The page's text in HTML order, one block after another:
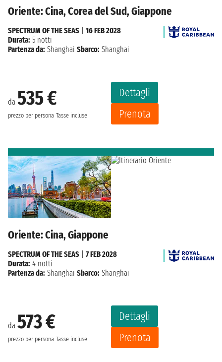
Oriente: Cina, Corea del Sud, Giappone
da 535 €
prezzo per persona Tasse incluse
Dettagli
Prenota
SPECTRUM OF THE SEAS
16 FEB 2028
Durata: 5 notti
Partenza da: Shanghai Sbarco: Shanghai
Oriente: Cina, Giappone
da 573 €
prezzo per persona Tasse incluse
Dettagli
Prenota
SPECTRUM OF THE SEAS
7 FEB 2028
Durata: 4 notti
Partenza da: Shanghai Sbarco: Shanghai